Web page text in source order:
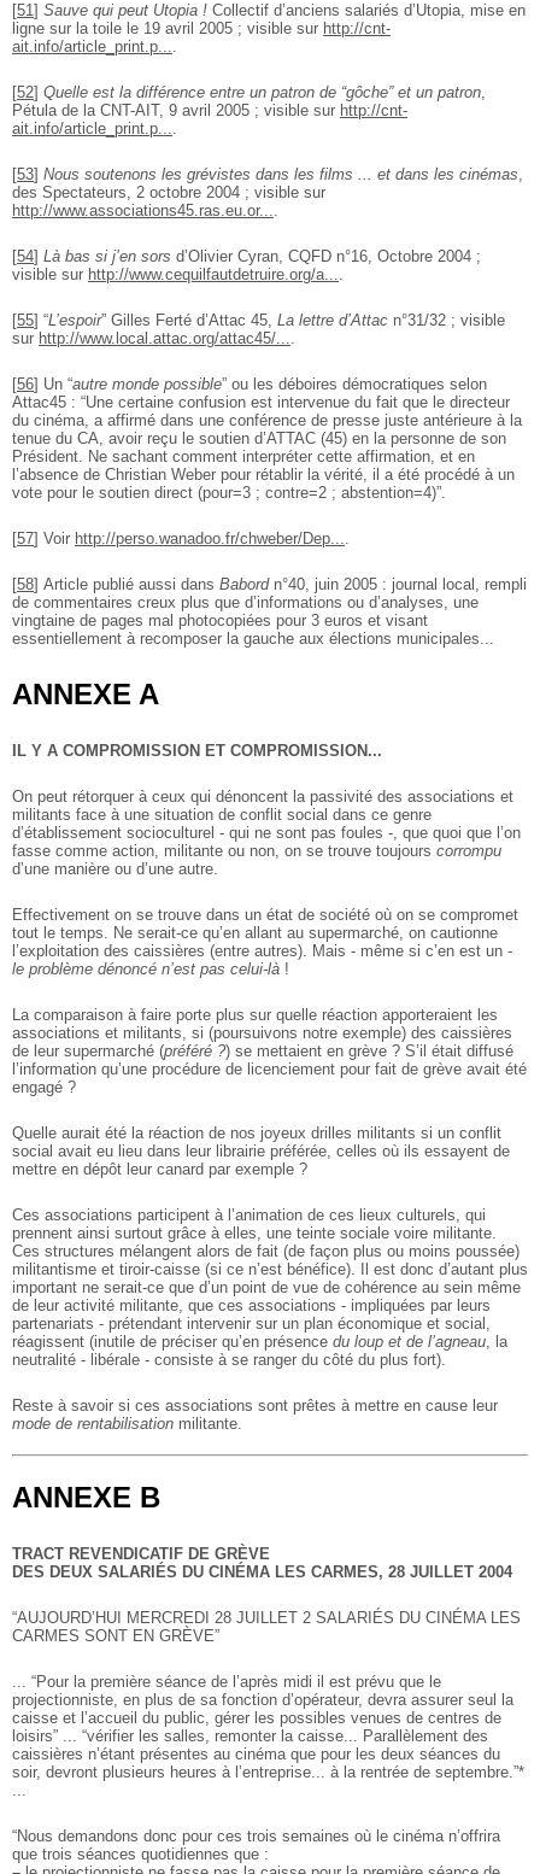
[51] Sauve qui peut Utopia ! Collectif d’anciens salariés d’Utopia, mise en
ligne sur la toile le 19 avril 2005 ; visible sur http://cnt-
ait.info/article_print.p....
[52] Quelle est la différence entre un patron de “gôche” et un patron,
Pétula de la CNT-AIT, 9 avril 2005 ; visible sur http://cnt-
ait.info/article_print.p....
[53] Nous soutenons les grévistes dans les films ... et dans les cinémas,
des Spectateurs, 2 octobre 2004 ; visible sur
http://www.associations45.ras.eu.or....
[54] Là bas si j’en sors d’Olivier Cyran, CQFD n°16, Octobre 2004 ;
visible sur http://www.cequilfautdetruire.org/a....
[55] “L’espoir” Gilles Ferté d’Attac 45, La lettre d’Attac n°31/32 ; visible
sur http://www.local.attac.org/attac45/....
[56] Un “autre monde possible” ou les déboires démocratiques selon
Attac45 : “Une certaine confusion est intervenue du fait que le directeur
du cinéma, a affirmé dans une conférence de presse juste antérieure à la
tenue du CA, avoir reçu le soutien d’ATTAC (45) en la personne de son
Président. Ne sachant comment interpréter cette affirmation, et en
l’absence de Christian Weber pour rétablir la vérité, il a été procédé à un
vote pour le soutien direct (pour=3 ; contre=2 ; abstention=4)”.
[57] Voir http://perso.wanadoo.fr/chweber/Dep....
[58] Article publié aussi dans Babordn°40, juin 2005 : journal local, rempli
de commentaires creux plus que d’informations ou d’analyses, une
vingtaine de pages mal photocopiées pour 3 euros et visant
essentiellement à recomposer la gauche aux élections municipales...
ANNEXE A
IL Y A COMPROMISSION ET COMPROMISSION...
On peut rétorquer à ceux qui dénoncent la passivité des associations et
militants face à une situation de conflit social dans ce genre
d’établissement socioculturel - qui ne sont pas foules -, que quoi que l’on
fasse comme action, militante ou non, on se trouve toujours corrompu
d’une manière ou d’une autre.
Effectivement on se trouve dans un état de société où on se compromet
tout le temps. Ne serait-ce qu’en allant au supermarché, on cautionne
l’exploitation des caissières (entre autres). Mais - même si c’en est un -
le problème dénoncé n’est pas celui-là !
La comparaison à faire porte plus sur quelle réaction apporteraient les
associations et militants, si (poursuivons notre exemple) des caissières
de leur supermarché (préféré ?) se mettaient en grève ? S’il était diffusé
l’information qu’une procédure de licenciement pour fait de grève avait été
engagé ?
Quelle aurait été la réaction de nos joyeux drilles militants si un conflit
social avait eu lieu dans leur librairie préférée, celles où ils essayent de
mettre en dépôt leur canard par exemple ?
Ces associations participent à l’animation de ces lieux culturels, qui
prennent ainsi surtout grâce à elles, une teinte sociale voire militante.
Ces structures mélangent alors de fait (de façon plus ou moins poussée)
militantisme et tiroir-caisse (si ce n’est bénéfice). Il est donc d’autant plus
important ne serait-ce que d’un point de vue de cohérence au sein même
de leur activité militante, que ces associations - impliquées par leurs
partenariats - prétendant intervenir sur un plan économique et social,
réagissent (inutile de préciser qu’en présence du loup et de l’agneau , la
neutralité - libérale - consiste à se ranger du côté du plus fort).
Reste à savoir si ces associations sont prêtes à mettre en cause leur
mode de rentabilisation militante.
ANNEXE B
TRACT REVENDICATIF DE GRÈVE
DES DEUX SALARIÉS DU CINÉMA LES CARMES, 28 JUILLET 2004
“AUJOURD’HUI MERCREDI 28 JUILLET 2 SALARIÉS DU CINÉMA LES
CARMES SONT EN GRÈVE”
... “Pour la première séance de l’après midi il est prévu que le
projectionniste, en plus de sa fonction d’opérateur, devra assurer seul la
caisse et l’accueil du public, gérer les possibles venues de centres de
loisirs” ... “vérifier les salles, remonter la caisse... Parallèlement des
caissières n’étant présentes au cinéma que pour les deux séances du
soir, devront plusieurs heures à l’entreprise... à la rentrée de septembre.”*
“Nous demandons donc pour ces trois semaines où le cinéma n’offrira
que trois séances quotidiennes que :